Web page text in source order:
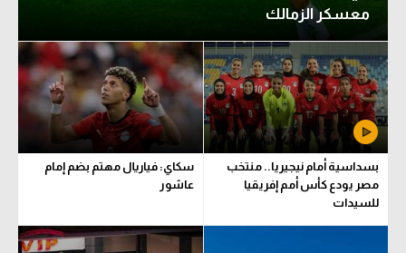
Gamers
ميركاتو
تحقيق في الجول
تقرير في الجول
تحليل في الجول
معسكر الزمالك
بسداسية أمام نيجيريا.. منتخب
مصر يودع كأس أمم إفريقيا
للسيدات
سكاي: فياريال مهتم بضم إمام
عاشور